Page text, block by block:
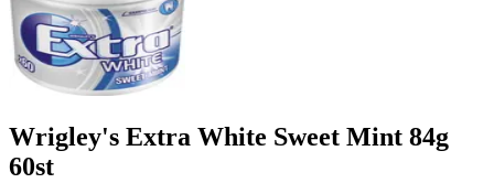
Wrigley's Extra White Sweet Mint 84g
60st